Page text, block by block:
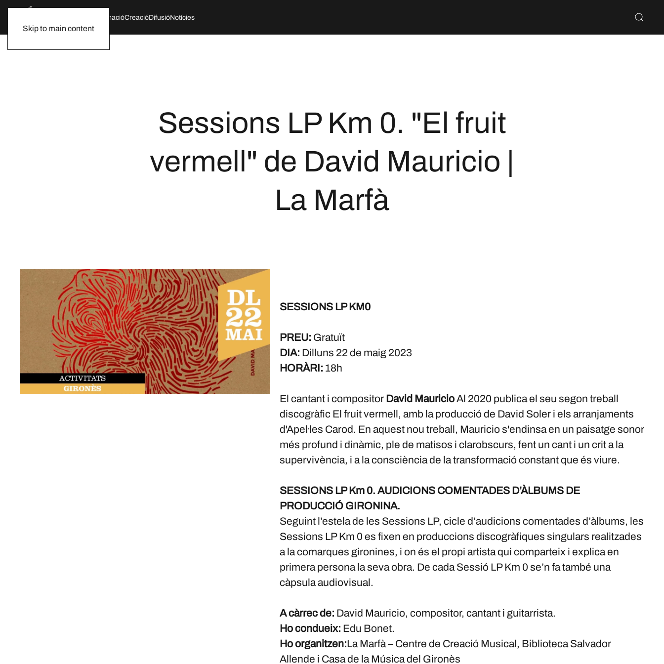
Skip to main content
FormacióCreacióDifusióNotícies
Sessions LP Km 0. "El fruit
vermell" de David Mauricio |
La Marfà
SESSIONS LP KM0
PREU: Gratuït
DIA: Dilluns 22 de maig 2023
HORÀRI: 18h
El cantant i compositor David MauricioAl 2020 publica el seu segon treball
discogràfic El fruit vermell, amb la producció de David Soler i els arranjaments
d'Apel·les Carod. En aquest nou treball, Mauricio s'endinsa en un paisatge sonor
més profund i dinàmic, ple de matisos i clarobscurs, fent un cant i un crit a la
supervivència, i a la consciència de la transformació constant que és viure.
SESSIONS LP Km 0. AUDICIONS COMENTADES D’ÀLBUMS DE
PRODUCCIÓ GIRONINA.
Seguint l’estela de les Sessions LP, cicle d’audicions comentades d’àlbums, les
Sessions LP Km 0 es fixen en produccions discogràfiques singulars realitzades
a la comarques gironines, i on és el propi artista qui comparteix i explica en
primera persona la seva obra. De cada Sessió LP Km 0 se’n fa també una
càpsula audiovisual.
A càrrec de: David Mauricio, compositor, cantant i guitarrista.
Ho condueix: Edu Bonet.
Ho organitzen:La Marfà – Centre de Creació Musical, Biblioteca Salvador
Allende i Casa de la Música del Gironès